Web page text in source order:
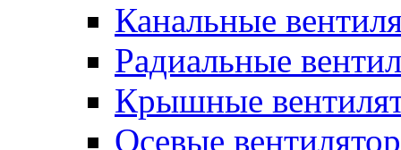
Канальные
Радиальные
Крышные
Осевые